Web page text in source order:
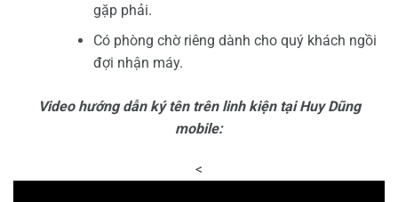
gặp phải.
Có phòng chờ riêng dành cho quý khách ngồi
đợi nhận máy.
Video hướng dẫn ký tên trên linh kiện tại Huy Dũng
mobile:
<